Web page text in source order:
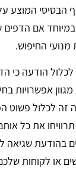
הבסיסי המוצע
במיוחד אם הדפים
מנועי החיפוש.
לכלול הודעה כי
מגוון
זה לכלול פשוט
את כל
בהודעת שגיאה
או לקוחות